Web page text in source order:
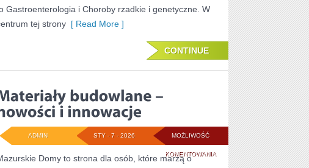
Gastroenterologia i Choroby rzadkie i genetyczne. W
tej strony [ Read More ]
CONTINUE
MOŻLIWOŚĆ
KOMENTOWANIAMATERIAŁY
STY - 7 - 2026
ADMIN
Domy to strona dla osób, które marzą o